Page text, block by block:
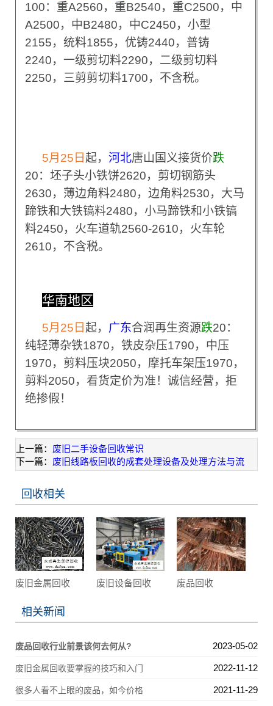
100：重A2560，重B2540，重C2500，中
A2500，中B2480，中C2450，小型
2155，统料1855，优铸2440，普铸
2240，一级剪切料2290，二级剪切料
2250，三剪剪切料1700，不含税。
5月25日 起， 河北唐山国义接货价跌
20：坯子头小铁饼2620，剪切钢筋头
2630，薄边角料2480，边角料2530，大马
蹄铁和大铁镐料2480，小马蹄铁和小铁镐
料2450，火车道轨2560-2610，火车轮
2610，不含税。
华南地区
5月25日 起， 广东合润再生资源跌20：
纯轻薄杂铁1870，铁皮杂压1790，中压
1970，剪料压块2050，摩托车架压1970，
剪料2050，看货定价为准！诚信经营，拒
绝掺假！
上一篇： 废旧二手设备回收常识
下一篇： 废旧线路板回收的成套处理设备及处理方法与流
回收相关
废旧金属回收 废旧设备回收 废品回收
相关新闻
废品回收行业前景该何去何从? 2023-05-02
废旧金属回收要掌握的技巧和入门 2022-11-12
很多人看不上眼的废品，如今价格 2021-11-29